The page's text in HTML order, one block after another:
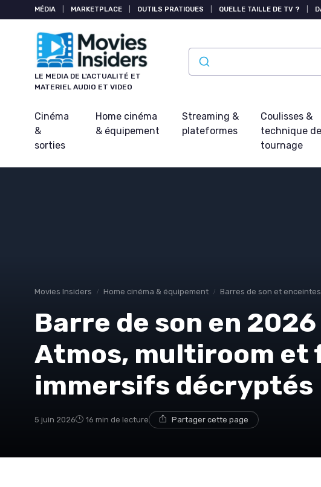
MÉDIA MARKETPLACE OUTILS PRATIQUES QUELLE TAILLE DE TV ?
LE MEDIA DE L'ACTUALITÉ ET
MATERIEL AUDIO ET VIDEO
Cinéma
&
sorties
Home cinéma
& équipement
Streaming &
plateformes
Coulisses &
technique de
tournage
Movies Insiders Home cinéma & équipement Barres de son et enceintes
Barre de son en 2026
Atmos, multiroom et
immersifs décryptés
5 juin 2026 16 min de lecture Partager cette page
Panneau de gestion des cookies